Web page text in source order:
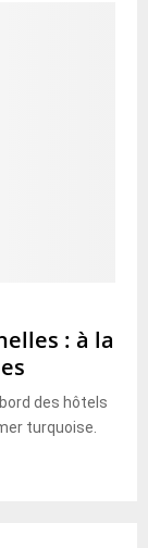
: à la
des hôtels
turquoise.